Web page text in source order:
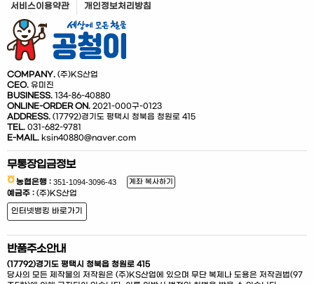
서비스이용약관 개인정보처리방침
COMPANY. (주)KS산업
CEO. 유미진
BUSINESS. 134-86-40880
ONLINE-ORDER ON. 2021-000구-0123
ADDRESS. (17792)경기도 평택시 청북읍 청원로 415
TEL. 031-682-9781
E-MAIL. ksin40880@naver.com
무통장입금정보
농협은행 : 계좌 복사하기
예금주 : (주)KS산업
인터넷뱅킹 바로가기
반품주소안내
(17792)경기도 평택시 청북읍 청원로 415
당사의 모든 제작물의 저작원은 (주)KS산업에 있으며 무단 복제나 도용은 저작권법(97